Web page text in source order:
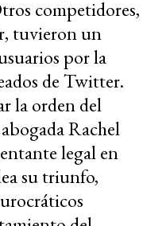
competidores,
tuvieron un
por la
de Twitter.
la orden del
Rachel
legal en
su triunfo,